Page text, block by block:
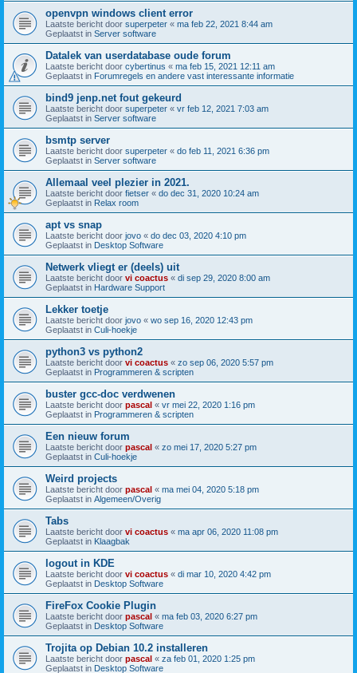
openvpn windows client error
Laatste bericht door superpeter « ma feb 22, 2021 8:44 am
Geplaatst in Server software
Datalek van userdatabase oude forum
Laatste bericht door cybertinus « ma feb 15, 2021 12:11 am
Geplaatst in Forumregels en andere vast interessante informatie
bind9 jenp.net fout gekeurd
Laatste bericht door superpeter « vr feb 12, 2021 7:03 am
Geplaatst in Server software
bsmtp server
Laatste bericht door superpeter « do feb 11, 2021 6:36 pm
Geplaatst in Server software
Allemaal veel plezier in 2021.
Laatste bericht door fietser « do dec 31, 2020 10:24 am
Geplaatst in Relax room
apt vs snap
Laatste bericht door jovo « do dec 03, 2020 4:10 pm
Geplaatst in Desktop Software
Netwerk vliegt er (deels) uit
Laatste bericht door vi coactus « di sep 29, 2020 8:00 am
Geplaatst in Hardware Support
Lekker toetje
Laatste bericht door jovo « wo sep 16, 2020 12:43 pm
Geplaatst in Culi-hoekje
python3 vs python2
Laatste bericht door vi coactus « zo sep 06, 2020 5:57 pm
Geplaatst in Programmeren & scripten
buster gcc-doc verdwenen
Laatste bericht door pascal « vr mei 22, 2020 1:16 pm
Geplaatst in Programmeren & scripten
Een nieuw forum
Laatste bericht door pascal « zo mei 17, 2020 5:27 pm
Geplaatst in Culi-hoekje
Weird projects
Laatste bericht door pascal « ma mei 04, 2020 5:18 pm
Geplaatst in Algemeen/Overig
Tabs
Laatste bericht door vi coactus « ma apr 06, 2020 11:08 pm
Geplaatst in Klaagbak
logout in KDE
Laatste bericht door vi coactus « di mar 10, 2020 4:42 pm
Geplaatst in Desktop Software
FireFox Cookie Plugin
Laatste bericht door pascal « ma feb 03, 2020 6:27 pm
Geplaatst in Desktop Software
Trojita op Debian 10.2 installeren
Laatste bericht door pascal « za feb 01, 2020 1:25 pm
Geplaatst in Desktop Software